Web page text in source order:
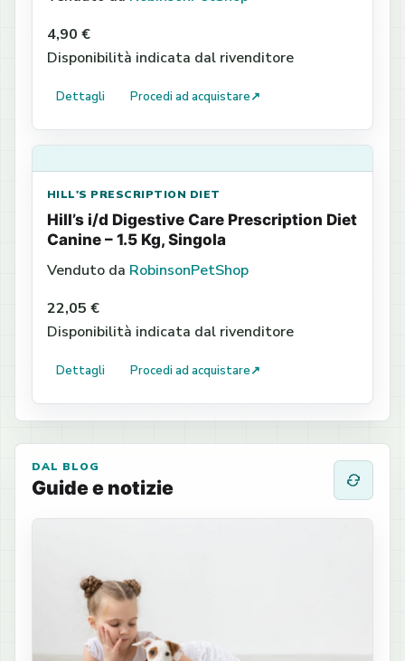
4,90 €
Disponibilità indicata dal rivenditore
Dettagli Procedi ad acquistare↗
HILL'S PRESCRIPTION DIET
Hill’s i/d Digestive Care Prescription Diet
Canine – 1.5 Kg, Singola
Venduto da RobinsonPetShop
22,05 €
Disponibilità indicata dal rivenditore
Dettagli Procedi ad acquistare↗
DAL BLOG
Guide e notizie